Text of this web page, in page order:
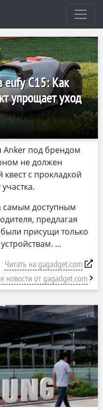
eufy C15: Как
упрощает уход
Anker под брендом
не должен
с прокладкой
самым доступным
предлагая
присущи только
Читать на gagadget.com
новости от gagadget.com